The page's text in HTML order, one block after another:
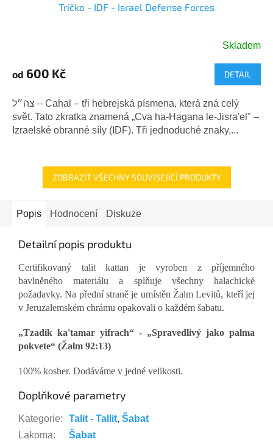
Tričko - IDF - Israel Defense Forces
produktu
5,0
z
5
Skladem
od 600 Kč DETAIL
צה״ל – Cahal – tři hebrejská písmena, která zná celý
svět. Tato zkratka znamená „Cva ha-Hagana le-Jisra'el" –
Izraelské obranné síly (IDF). Tři jednoduché znaky,...
ZOBRAZIT VŠECHNY SOUVISEJÍCÍ PRODUKTY
Popis Hodnocení Diskuze
Detailní popis produktu
Certifikovaný talit kattan je vyroben z příjemného
bavlněného materiálu a splňuje všechny halachické
požadavky. Na přední straně je umístěn Žalm Levitů, kteří jej
v Jeruzalemském chrámu opakovali o každém šabatu.
„Tzadik ka'tamar yifrach“ - „Spravedlivý jako palma
pokvete“ (Žalm 92:13)
100% kosher. Dodáváme v jedné velikosti.
Doplňkové parametry
Kategorie: Talit - Tallit, Šabat
Lakoma: Šabat